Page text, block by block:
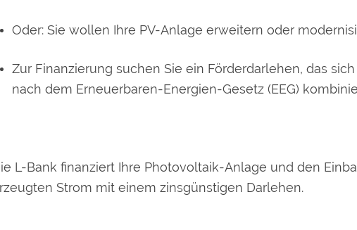
Oder: Sie wollen Ihre PV-Anlage erweitern oder
Zur Finanzierung suchen Sie ein Förderdarlehen, das
nach dem Erneuerbaren-Energien-Gesetz (EEG)
L-Bank finanziert Ihre Photovoltaik-Anlage und den
Strom mit einem zinsgünstigen Darlehen.